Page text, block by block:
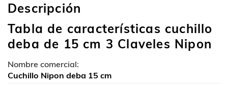
Descripción
Tabla de características cuchillo
deba de 15 cm 3 Claveles Nipon
Nombre comercial:
Cuchillo Nipon deba 15 cm